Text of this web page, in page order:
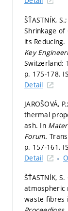
ŠŤASTNÍK,
Shrinkage
its Reducing.
Key
Switzerland:
p. 175-178.
Detail
JAROŠOVÁ,
thermal
ash. In
Forum.
p. 157-161.
Detail
ŠŤASTNÍK,
atmospheric
waste fibres